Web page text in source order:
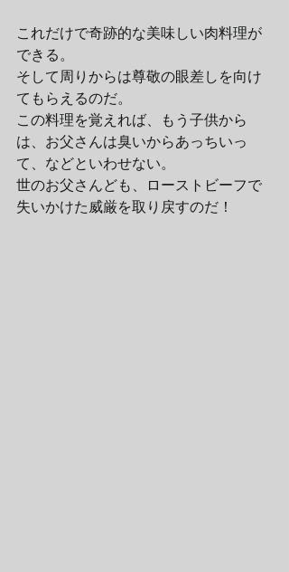
これだけで奇跡的な美味しい肉料理が
できる。
そして周りからは尊敬の眼差しを向け
てもらえるのだ。
この料理を覚えれば、もう子供から
は、お父さんは臭いからあっちいっ
て、などといわせない。
世のお父さんども、ローストビーフで
失いかけた威厳を取り戻すのだ！